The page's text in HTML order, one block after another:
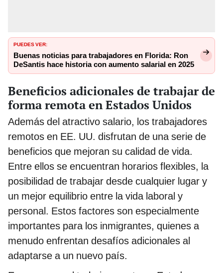
PUEDES VER:
Buenas noticias para trabajadores en Florida: Ron
DeSantis hace historia con aumento salarial en 2025
Beneficios adicionales de trabajar de
forma remota en Estados Unidos
Además del atractivo salario, los trabajadores
remotos en EE. UU. disfrutan de una serie de
beneficios que mejoran su calidad de vida.
Entre ellos se encuentran horarios flexibles, la
posibilidad de trabajar desde cualquier lugar y
un mejor equilibrio entre la vida laboral y
personal. Estos factores son especialmente
importantes para los inmigrantes, quienes a
menudo enfrentan desafíos adicionales al
adaptarse a un nuevo país.